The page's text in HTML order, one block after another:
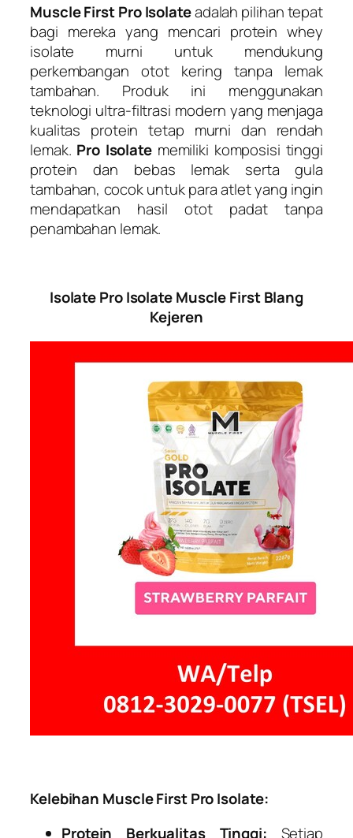
Muscle First Pro Isolateadalah pilihan tepat
bagi mereka yang mencari protein whey
isolate murni untuk mendukung
perkembangan otot kering tanpa lemak
tambahan. Produk ini menggunakan
teknologi ultra-filtrasi modern yang menjaga
kualitas protein tetap murni dan rendah
lemak. Pro Isolatememiliki komposisi tinggi
protein dan bebas lemak serta gula
tambahan, cocok untuk para atlet yang ingin
mendapatkan hasil otot padat tanpa
penambahan lemak.
Isolate Pro Isolate Muscle First Blang
Kejeren
Kelebihan Muscle First Pro Isolate:
Protein Berkualitas Tinggi: Setiap